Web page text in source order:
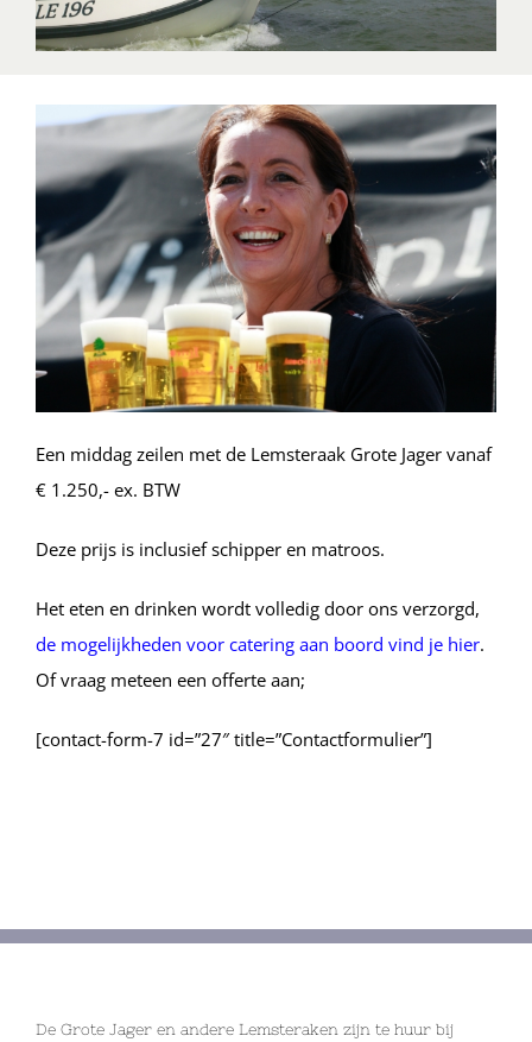
Een middag zeilen met de Lemsteraak Grote Jager vanaf
€ 1.250,- ex. BTW
Deze prijs is inclusief schipper en matroos.
Het eten en drinken wordt volledig door ons verzorgd,
de mogelijkheden voor catering aan boord vind je hier.
Of vraag meteen een offerte aan;
[contact-form-7 id=”27″ title=”Contactformulier”]
De Grote Jager en andere Lemsteraken zijn te huur bij